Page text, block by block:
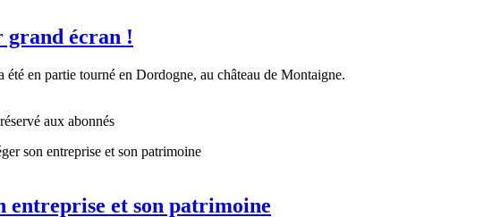
grand écran !
en partie tourné en Dordogne, au château de Montaigne.
aux abonnés
entreprise et son patrimoine